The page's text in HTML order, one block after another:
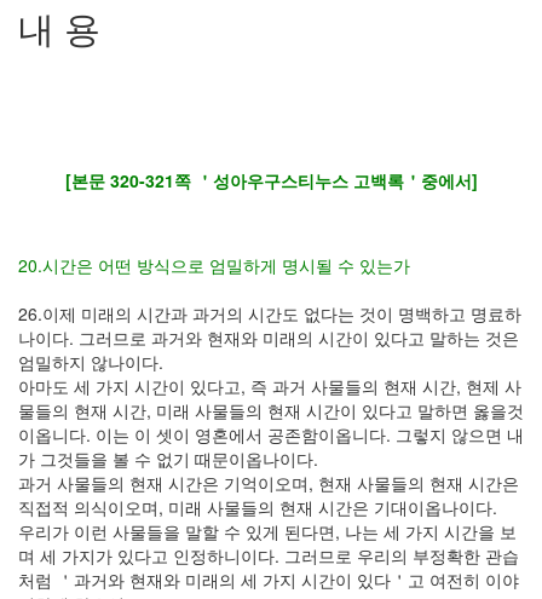
내 용
[본문 320-321쪽 ＇성아우구스티누스 고백록＇중에서]
20.시간은 어떤 방식으로 엄밀하게 명시될 수 있는가
26.이제 미래의 시간과 과거의 시간도 없다는 것이 명백하고 명료하
나이다. 그러므로 과거와 현재와 미래의 시간이 있다고 말하는 것은
엄밀하지 않나이다.
아마도 세 가지 시간이 있다고, 즉 과거 사물들의 현재 시간, 현제 사
물들의 현재 시간, 미래 사물들의 현재 시간이 있다고 말하면 옳을것
이옵니다. 이는 이 셋이 영혼에서 공존함이옵니다. 그렇지 않으면 내
가 그것들을 볼 수 없기 때문이옵나이다.
과거 사물들의 현재 시간은 기억이오며, 현재 사물들의 현재 시간은
직접적 의식이오며, 미래 사물들의 현재 시간은 기대이옵나이다.
우리가 이런 사물들을 말할 수 있게 된다면, 나는 세 가지 시간을 보
며 세 가지가 있다고 인정하니이다. 그러므로 우리의 부정확한 관습
처럼 ＇과거와 현재와 미래의 세 가지 시간이 있다＇고 여전히 이야